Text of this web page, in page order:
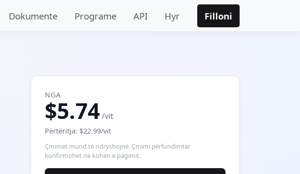
Dokumente Programe API Hyr Filloni
NGA
$5.74/vit
Përtëritja: $22.99/vit
Çmimet mund të ndryshojnë. Çmimi përfundimtar
konfirmohet në kohën e pagimit.